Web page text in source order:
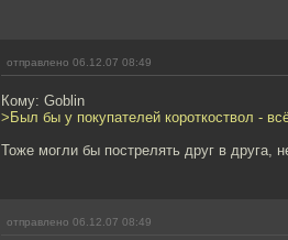
отправлено 06.12.07 08:49
Кому: Goblin
>Был бы у покупателей короткоствол -
Тоже могли бы пострелять друг в друга,
отправлено 06.12.07 08:49